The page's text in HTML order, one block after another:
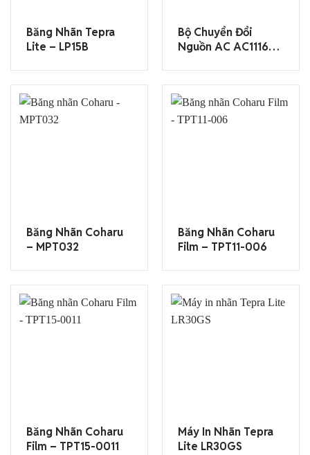
Băng Nhãn Tepra
Lite – LP15B
Bộ Chuyển Đổi
Nguồn AC AC1116J
Băng Nhãn Coharu
– MPT032
Băng Nhãn Coharu
Film – TPT11-006
Băng Nhãn Coharu
Film – TPT15-0011
Máy In Nhãn Tepra
Lite LR30GS